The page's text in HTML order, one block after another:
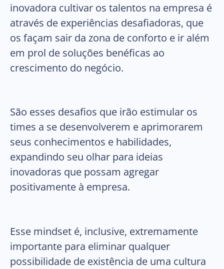
inovadora cultivar os talentos na empresa é
através de experiências desafiadoras, que
os façam sair da zona de conforto e ir além
em prol de soluções benéficas ao
crescimento do negócio.
São esses desafios que irão estimular os
times a se desenvolverem e aprimorarem
seus conhecimentos e habilidades,
expandindo seu olhar para ideias
inovadoras que possam agregar
positivamente à empresa.
Esse mindset é, inclusive, extremamente
importante para eliminar qualquer
possibilidade de existência de uma cultura